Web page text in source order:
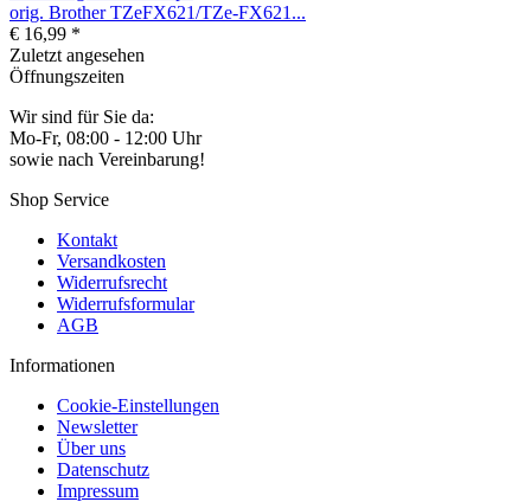
orig. Brother TZeFX621/TZe-FX621...
€ 16,99 *
Zuletzt angesehen
Öffnungszeiten
Wir sind für Sie da:
Mo-Fr, 08:00 - 12:00 Uhr
sowie nach Vereinbarung!
Shop Service
Kontakt
Versandkosten
Widerrufsrecht
Widerrufsformular
AGB
Informationen
Cookie-Einstellungen
Newsletter
Über uns
Datenschutz
Impressum